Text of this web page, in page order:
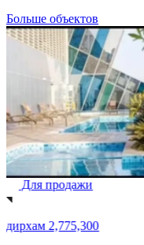
Больше объектов
Для продажи
дирхам 2,775,300